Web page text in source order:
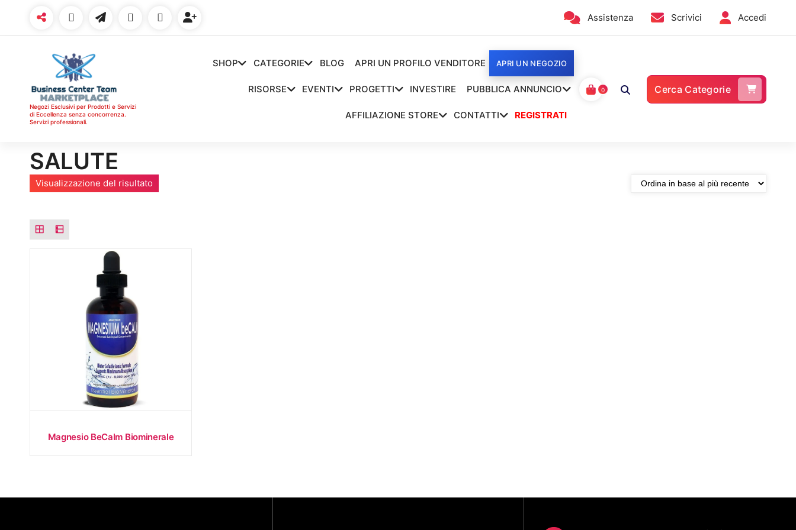
Assistenza Scrivici Accedi
Negozi Esclusivi per Prodotti e Servizi
di Eccellenza senza concorrenza.
Servizi professionali.
SHOP CATEGORIE BLOG APRI UN PROFILO VENDITORE APRI UN NEGOZIO
RISORSE EVENTI PROGETTI INVESTIRE PUBBLICA ANNUNCIO
AFFILIAZIONE STORE CONTATTI REGISTRATI
0 Cerca Categorie
SALUTE
Visualizzazione del risultato
Magnesio BeCalm Biominerale